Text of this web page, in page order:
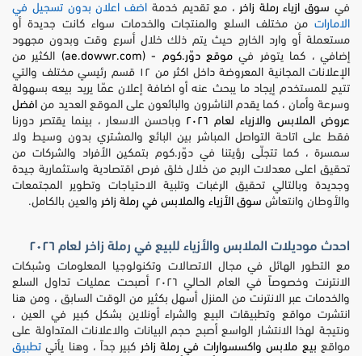
في سوق ازياء رملة زاخر ، مع تقديم خدمة
اضف اعلان بدون تسجيل في
الامارات من مختلف السلع والمنتجات والخدمات سواء كانت جديدة أو
مستعملة أو وارد الخارج حيث يتم ذلك خلال أسرع وقت وبدون مجهود
إضافي ، كما يتوفر في موقع دوّر.كوم - (ae.dowwr.com)
الكثير من
الإعلانات المجانية المعروضة داخل اكثر من ١٢ قسم رئيسي مختلف والتي
تتيح للمستخدم إيجاد ما يبحث عنه أو اضافة إعلان عمّا يريد بيعه بسهولة
وسرعة وأمان ، كما يقدم الناشرون والبائعون على الموقع العديد من افضل
عروض الملابس والازياء لعام ٢٠٢٦
وباحسن الاسعار ، بينما يقتصر دورنا
فقط على اتاحة التواصل المباشر بين البائع والمشتري بدون وسيط ولا
سمسرة ، كما تتجلّى رؤيتنا في دوّر.كوم بتمكين الأفراد والشركات من
تحقيق اعلى معدلات الربح من خلال خلق فرص اقتصادية واستثمارية جيدة
وجديدة وبالتالي تحقيق الرغبات وتلبية الاحتياجات وتطوير المجتمعات
والأوطان وانتعاش سوق الأزياء والملابس في رملة زاخر والعين بالكامل.
احدث موديلات الملابس والأزياء للبيع في رملة زاخر لعام ٢٠٢٦
مع التطور الهائل في مجال الاتصالات وتكنولوجيا المعلومات وشبكات
الانترنت وخصوصاً في العام الحالي ٢٠٢٦ أصبحت عمليات تداول السلع
والخدمات عبر الانترنت من المنزل أسهل بكثير من الوقت السابق ، ومن هنا
انتشرت مواقع وتطبيقات البيع والشراء أونلاين بشكل كبير في العين ،
ونتيجة لهذا الانتشار الواسع أصبح حجم البيانات والاعلانات المتداولة على
مواقع بيع ملابس واكسسوارات في رملة زاخر كبير جداً ، وهنا يأتي تطبيق